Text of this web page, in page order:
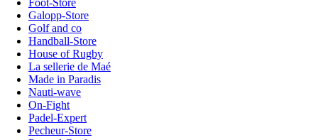
Foot-Store
Galopp-Store
Golf and co
Handball-Store
House of Rugby
La sellerie de Maé
Made in Paradis
Nauti-wave
On-Fight
Padel-Expert
Pecheur-Store